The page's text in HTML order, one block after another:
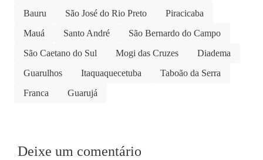
Bauru
São José do Rio Preto
Piracicaba
Mauá
Santo André
São Bernardo do Campo
São Caetano do Sul
Mogi das Cruzes
Diadema
Guarulhos
Itaquaquecetuba
Taboão da Serra
Franca
Guarujá
Deixe um comentário